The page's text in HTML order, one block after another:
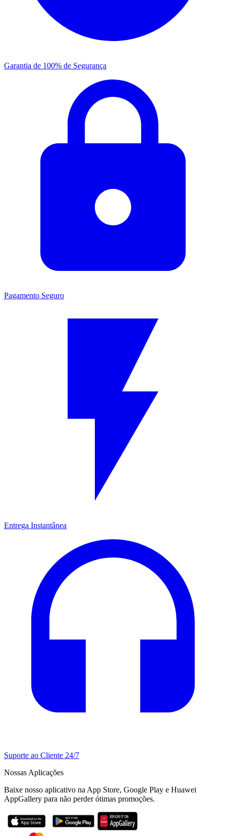
Garantia de 100% de Segurança
Pagamento Seguro
Entrega Instantânea
Suporte ao Cliente 24/7
Nossas Aplicações
Baixe nosso aplicativo na App Store, Google Play e Huawei
AppGallery para não perder ótimas promoções.